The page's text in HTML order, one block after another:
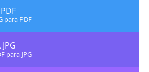
para PDF
para JPG